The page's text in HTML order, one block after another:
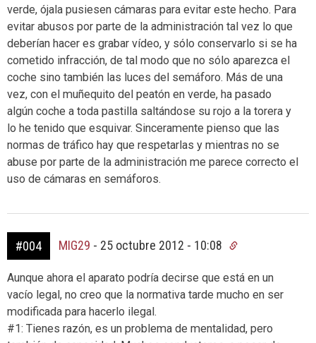
verde, ójala pusiesen cámaras para evitar este hecho. Para
evitar abusos por parte de la administración tal vez lo que
deberían hacer es grabar vídeo, y sólo conservarlo si se ha
cometido infracción, de tal modo que no sólo aparezca el
coche sino también las luces del semáforo. Más de una
vez, con el muñequito del peatón en verde, ha pasado
algún coche a toda pastilla saltándose su rojo a la torera y
lo he tenido que esquivar. Sinceramente pienso que las
normas de tráfico hay que respetarlas y mientras no se
abuse por parte de la administración me parece correcto el
uso de cámaras en semáforos.
#004 MIG29 - 25 octubre 2012 - 10:08
Aunque ahora el aparato podría decirse que está en un
vacío legal, no creo que la normativa tarde mucho en ser
modificada para hacerlo ilegal.
#1: Tienes razón, es un problema de mentalidad, pero